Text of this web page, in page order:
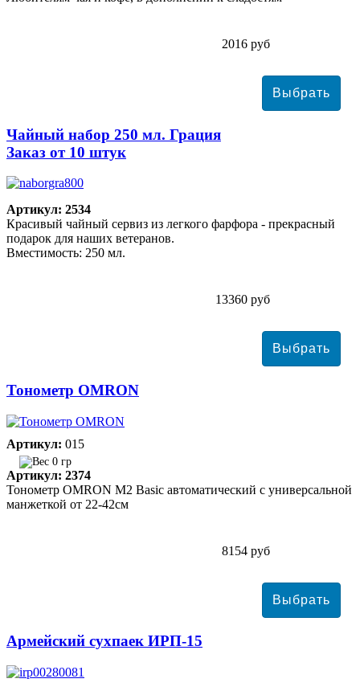
2016 руб
Чайный набор 250 мл. Грация
Заказ от 10 штук
Артикул: 2534
Красивый чайный сервиз из легкого фарфора - прекрасный
подарок для наших ветеранов.
Вместимость: 250 мл.
13360 руб
Тонометр ОMRON
Артикул: 015
0 гр
Артикул: 2374
Тонометр ОMRON M2 Basic автоматический с универсальной
манжеткой от 22-42см
8154 руб
Армейский сухпаек ИРП-15